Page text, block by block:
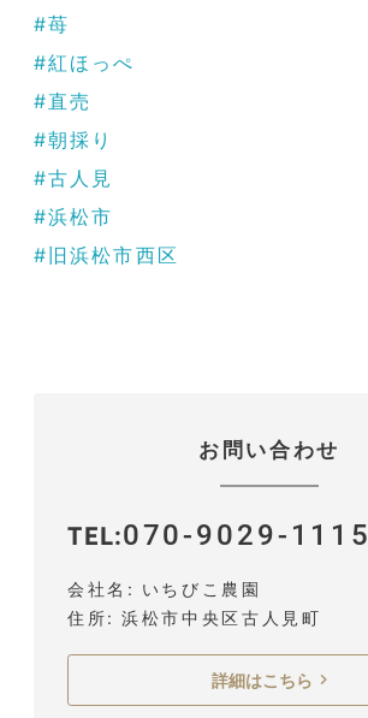
#苺
#紅ほっぺ
#直売
#朝採り
#古人見
#浜松市
#旧浜松市西区
お問い合わせ
TEL 070-9029-1115
会社名
いちびこ農園
住所
浜松市中央区古人見町
詳細はこちら